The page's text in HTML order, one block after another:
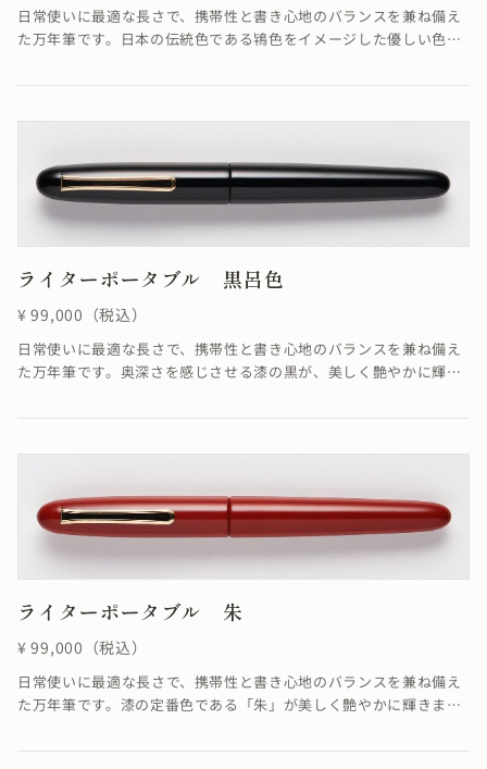
日常使いに最適な長さで、携帯性と書き心地のバランスを兼ね備え
た万年筆です。日本の伝統色である鴇色をイメージした優しい色と
っています。鴇溜の「溜塗り」とは、透けによって漆のたまり状態
ライターポータブル 黒呂色
¥ 99,000（税込）
日常使いに最適な長さで、携帯性と書き心地のバランスを兼ね備え
た万年筆です。奥深さを感じさせる漆の黒が、美しく艶やかに輝い
深く美しい黒色を指します。漆の塗りの技法のひとつである呂色塗
ライターポータブル 朱
¥ 99,000（税込）
日常使いに最適な長さで、携帯性と書き心地のバランスを兼ね備え
た万年筆です。漆の定番色である「朱」が美しく艶やかに輝きま
色のことで、中国や日本の伝統色として古代より宮殿や神社仏閣に